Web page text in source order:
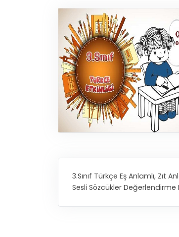
3.Sınıf Türkçe Eş Anlamlı, Zıt
Sesli Sözcükler Değerlendirme